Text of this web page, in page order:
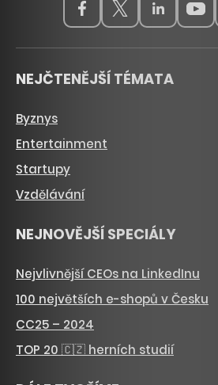
NEJČTENĚJŠÍ TÉMATA
Byznys
Entertainment
Startupy
Vzdělávání
NEJNOVĚJŠÍ SPECIÁLY
Nejvlivnější CEOs na LinkedInu
100 největších e-shopů v Česku
CC25 – 2024
TOP 20 🇨🇿 herních studií